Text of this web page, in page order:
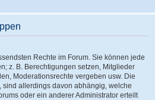
Rechte im Forum. Sie können jede
z. B. Berechtigungen setzen, Mitglieder
Moderationsrechte vergeben usw. Die
sind allerdings davon abhängig, welche
oder ein anderer Administrator erteilt